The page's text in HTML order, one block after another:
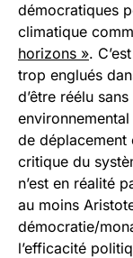
démocratiques
climatique
horizons ».
trop englués
d’être réélu
de déplacement
critique du
n’est en réalité
au moins
démocratie/
l’efficacité